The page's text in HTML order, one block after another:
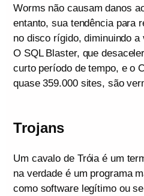
Worms não causam danos
entanto, sua tendência para
no disco rígido, diminuindo a
O SQL Blaster, que
curto período de tempo, e o
quase 359.000 sites, são
Trojans
Um cavalo de Tróia é um
na verdade é um programa
como software legítimo ou